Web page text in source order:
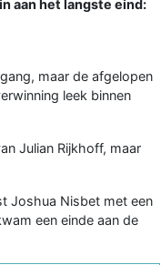
aan het langste eind:
maar de afgelopen
leek binnen
Julian Rijkhoff, maar
Joshua Nisbet met een
een einde aan de